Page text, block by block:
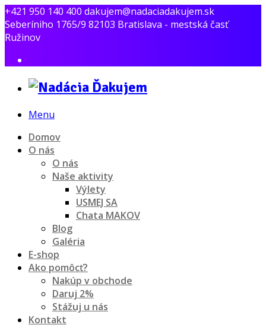
+421 950 140 400 dakujem@nadaciadakujem.sk
Seberíniho 1765/9 82103 Bratislava - mestská časť
Ružinov
Menu
Domov
O nás
O nás
Naše aktivity
Výlety
USMEJ SA
Chata MAKOV
Blog
Galéria
E-shop
Ako pomôcť?
Nakúp v obchode
Daruj 2%
Stážuj u nás
Kontakt